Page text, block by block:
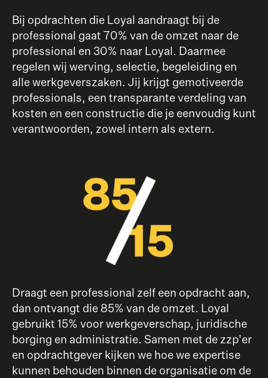
Bij opdrachten die Loyal aandraagt bij de
professional gaat 70% van de omzet naar de
professional en 30% naar Loyal. Daarmee
regelen wij werving, selectie, begeleiding en
alle werkgeverszaken. Jij krijgt gemotiveerde
professionals, een transparante verdeling van
kosten en een constructie die je eenvoudig kunt
verantwoorden, zowel intern als extern.
Draagt een professional zelf een opdracht aan,
dan ontvangt die 85% van de omzet. Loyal
gebruikt 15% voor werkgeverschap, juridische
borging en administratie. Samen met de zzp'er
en opdrachtgever kijken we hoe we expertise
kunnen behouden binnen de organisatie om de